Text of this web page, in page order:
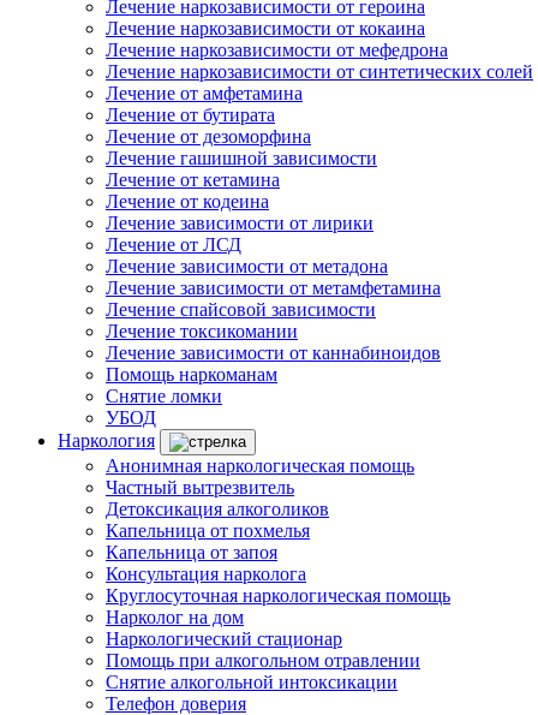
Лечение наркозависимости от героина
Лечение наркозависимости от кокаина
Лечение наркозависимости от мефедрона
Лечение наркозависимости от синтетических солей
Лечение от амфетамина
Лечение от бутирата
Лечение от дезоморфина
Лечение гашишной зависимости
Лечение от кетамина
Лечение от кодеина
Лечение зависимости от лирики
Лечение от ЛСД
Лечение зависимости от метадона
Лечение зависимости от метамфетамина
Лечение спайсовой зависимости
Лечение токсикомании
Лечение зависимости от каннабиноидов
Помощь наркоманам
Снятие ломки
УБОД
Наркология
Анонимная наркологическая помощь
Частный вытрезвитель
Детоксикация алкоголиков
Капельница от похмелья
Капельница от запоя
Консультация нарколога
Круглосуточная наркологическая помощь
Нарколог на дом
Наркологический стационар
Помощь при алкогольном отравлении
Снятие алкогольной интоксикации
Телефон доверия